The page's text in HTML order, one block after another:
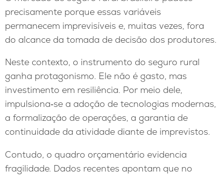
precisamente porque essas variáveis
permanecem imprevisíveis e, muitas vezes, fora
do alcance da tomada de decisão dos produtores.
Neste contexto, o instrumento do seguro rural
ganha protagonismo. Ele não é gasto, mas
investimento em resiliência. Por meio dele,
impulsiona‑se a adoção de tecnologias modernas,
a formalização de operações, a garantia de
continuidade da atividade diante de imprevistos.
Contudo, o quadro orçamentário evidencia
fragilidade. Dados recentes apontam que no